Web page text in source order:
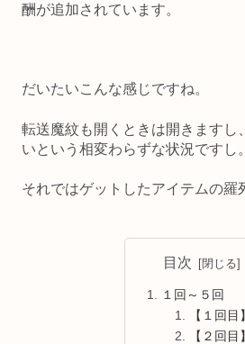
酬が追加されています。
だいたいこんな感じですね。
転送魔紋も開くときは開きますし
いという相変わらずな状況ですし。
それではゲットしたアイテムの羅
目次
１回～５回
【１回目】
【２回目】